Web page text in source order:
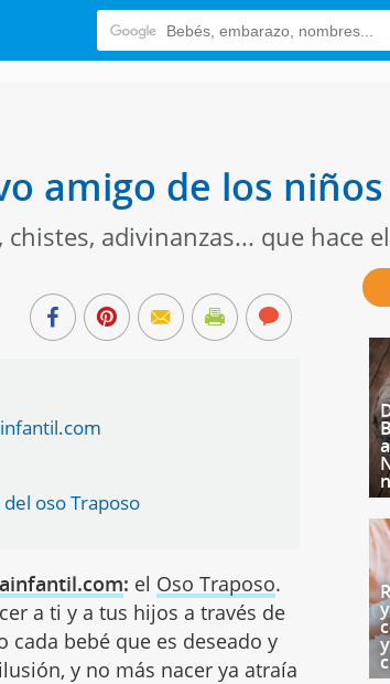
amigo de los niños
adivinanzas... que hace
oso Traposo
: el Oso Traposo.
a ti y a tus hijos a través de
cada bebé que es deseado y
y no más nacer ya atraía